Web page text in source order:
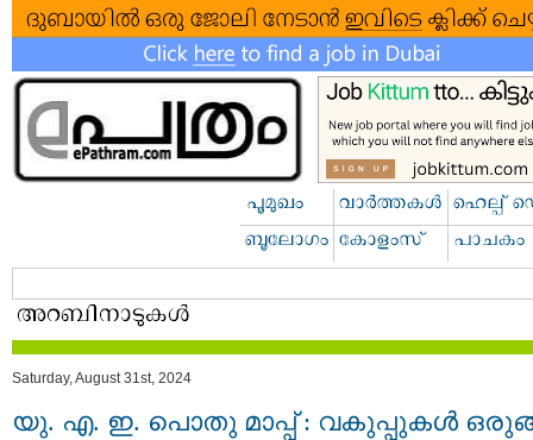
Saturday, August 31st, 2024
യു. എ. ഇ. പൊതു മാപ്പ് : വകുപ്പുകൾ